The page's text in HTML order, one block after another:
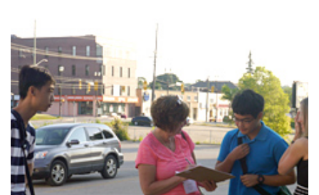
生徒会活動
施設・設備
保健室
図書館
制服
生徒自主学習団体
生徒の表彰
いじめ防止対策
ADMISSION
入試・入学案内